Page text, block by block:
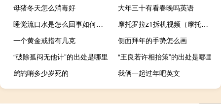
母猪冬天怎么消毒好
大年三十有看春晚吗英语
睡觉流口水是怎么回事如何治疗（睡觉流口水是肾虚吗）
摩托罗拉z1拆机视频（摩托罗拉z10）
一个黄金戒指有几克
侧面拜年的手势怎么画
“破除孤闷无他计”的出处是哪里
“王良若许相抬策”的出处是哪里
鹧鸪哨多少岁死的
我俩一起过年吧英文